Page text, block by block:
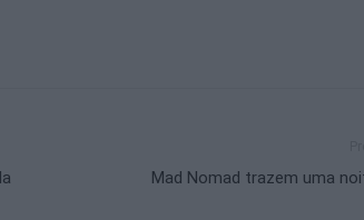
Mad Nomad trazem uma